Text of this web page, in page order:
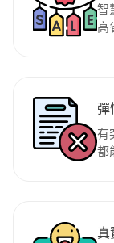
智
高
彈
有
都
真